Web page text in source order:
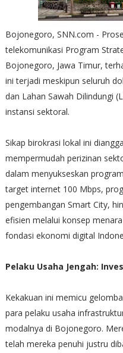
Bojonegoro, SNN.com -
telekomunikasi Program
Bojonegoro, Jawa Timur,
ini terjadi meskipun seluruh
dan Lahan Sawah Dilindungi
instansi sektoral.
Sikap birokrasi lokal ini
mempermudah perizinan
dalam menyukseskan
target internet 100 Mbps,
pengembangan Smart City,
efisien melalui konsep
fondasi ekonomi digital
Pelaku Usaha Jengah:
Kekakuan ini memicu
para pelaku usaha
modalnya di Bojonegoro.
telah mereka penuhi justru